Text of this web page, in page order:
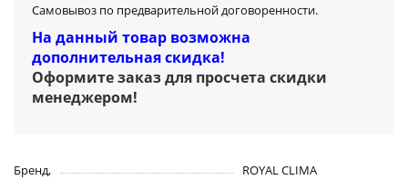
Самовывоз по предварительной договоренности.
На данный товар возможна
дополнительная скидка!
Оформите заказ для просчета скидки
менеджером!
Бренд,
ROYAL CLIMA